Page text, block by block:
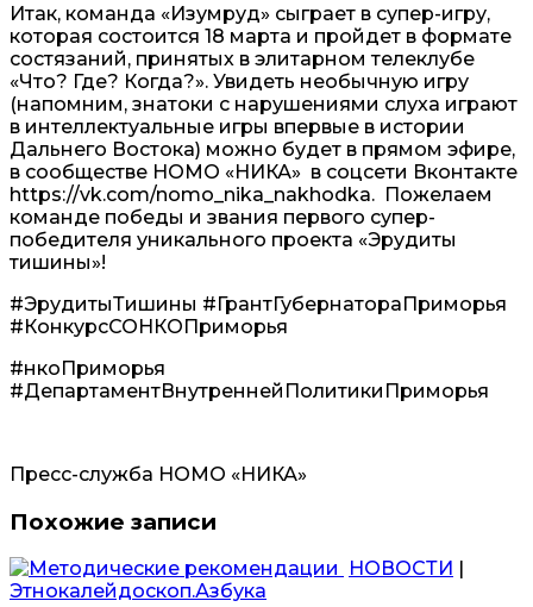
Итак, команда «Изумруд» сыграет в супер-игру,
которая состоится 18 марта и пройдет в формате
состязаний, принятых в элитарном телеклубе
«Что? Где? Когда?». Увидеть необычную игру
(напомним, знатоки с нарушениями слуха играют
в интеллектуальные игры впервые в истории
Дальнего Востока) можно будет в прямом эфире,
в сообществе НОМО «НИКА» в соцсети Вконтакте
https://vk.com/nomo_nika_nakhodka. Пожелаем
команде победы и звания первого супер-
победителя уникального проекта «Эрудиты
тишины»!
#ЭрудитыТишины #ГрантГубернатораПриморья
#КонкурсСОНКОПриморья
#нкоПриморья
#ДепартаментВнутреннейПолитикиПриморья
Пресс-служба НОМО «НИКА»
Похожие записи
НОВОСТИ
Этнокалейдоскоп.Азбука